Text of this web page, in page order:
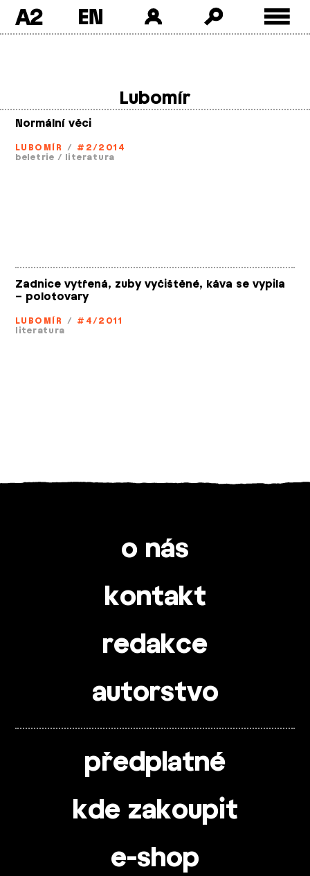
A2
Lubomír
Normální věci
LUBOMÍR / #2/2014
beletrie / literatura
Zadnice vytřená, zuby vyčištěné, káva se vypila
– polotovary
LUBOMÍR / #4/2011
literatura
o nás
kontakt
redakce
autorstvo
předplatné
kde zakoupit
e-shop